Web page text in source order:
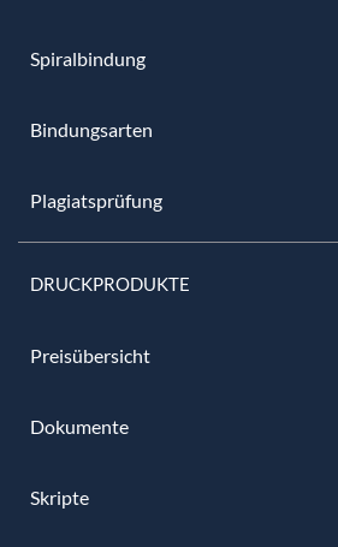
Spiralbindung
Bindungsarten
Plagiatsprüfung
DRUCKPRODUKTE
Preisübersicht
Dokumente
Skripte